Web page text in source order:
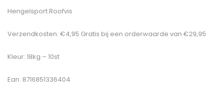
Hengelsport Roofvis
Verzendkosten: €4,95 Gratis bij een orderwaarde van €29,95
Kleur: 18kg – 10st
Ean: 8716851336404